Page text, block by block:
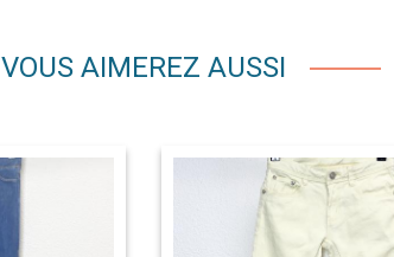
VOUS AIMEREZ AUSSI